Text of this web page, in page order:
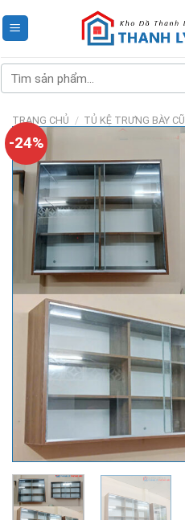
to
Tìm
kiếm:
TRANG CHỦ / TỦ KỆ TRƯNG BÀY CŨ
-24%